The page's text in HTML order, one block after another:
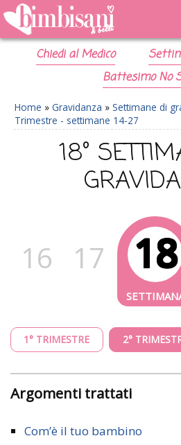
Chiedi al Medico
Battesimo No
Home » Gravidanza » Settimane di
Trimestre - settimane 14-27
18°
16 17 18
1° TRIMESTRE 2°
Argomenti trattati
Com’è il tuo bambino